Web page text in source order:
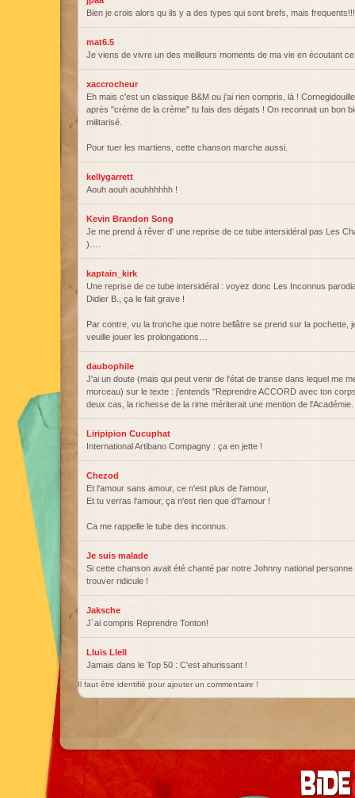
Bien je crois alors qu ils y a des types qui sont brefs, mais frequents!!!
mat6.5
Je viens de vivre un des meilleurs moments de ma vie en écoutant
xaccrocheur
Eh mais c'est un classique B&M ou j'ai rien compris, là !
après "crème de la crème" tu fais des dégats ! On reconnait un bon
militarisé.
Pour tuer les martiens, cette chanson marche aussi.
kellygarrett
Aouh aouh aouhhhhhh !
Kevin Brandon Song
Je me prend à rêver d' une reprise de ce tube intersidéral pas Les
)….
kaptain_kirk
Une reprise de ce tube intersidéral : voyez donc Les Inconnus
Didier B., ça le fait grave !
Par contre, vu la tronche que notre bellâtre se prend sur la pochette,
veuille jouer les prolongations…
daubophile
J'ai un doute (mais qui peut venir de l'état de transe dans lequel me
morceau) sur le texte : j'entends "Reprendre ACCORD avec ton
deux cas, la richesse de la rime mériterait une mention de l'Académie.
Liripipion Cucuphat
International Artibano Compagny : ça en jette !
Chezod
Et l'amour sans amour, ce n'est plus de l'amour,
Et tu verras l'amour, ça n'est rien que d'l'amour !
Ca me rappelle le tube des inconnus.
Je suis malade
Si cette chanson avait été chanté par notre Johnny national personne
trouver ridicule !
Jaksche
J´ai compris Reprendre Tonton!
Lluis Llell
Jamais dans le Top 50 : C'est ahurissant !
Il faut être identifié pour ajouter un commentaire !